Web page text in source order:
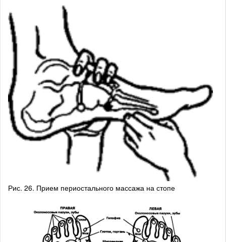
Рис. 26. Прием периостального массажа на стопе